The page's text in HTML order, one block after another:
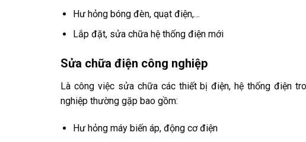
Hư hỏng bóng đèn, quạt điện,…
Lắp đặt, sửa chữa hệ thống điện mới
Sửa chữa điện công nghiệp
Là công việc sửa chữa các thiết bị điện, hệ thống điện
nghiệp thường gặp bao gồm:
Hư hỏng máy biến áp, động cơ điện